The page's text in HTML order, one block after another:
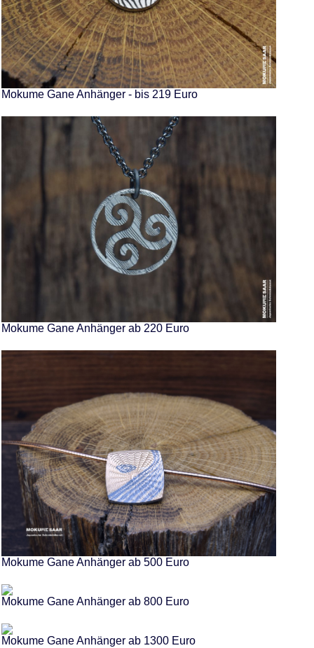
Mokume Gane Anhänger - bis 219 Euro
Mokume Gane Anhänger ab 220 Euro
Mokume Gane Anhänger ab 500 Euro
Mokume Gane Anhänger ab 800 Euro
Mokume Gane Anhänger ab 1300 Euro